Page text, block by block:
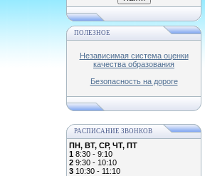
ПОЛЕЗНОЕ
Независимая система оценки
качества образования
Безопасность на дороге
РАСПИСАНИЕ ЗВОНКОВ
ПН, ВТ, СР, ЧТ, ПТ
1 8:30 - 9:10
2 9:30 - 10:10
3 10:30 - 11:10